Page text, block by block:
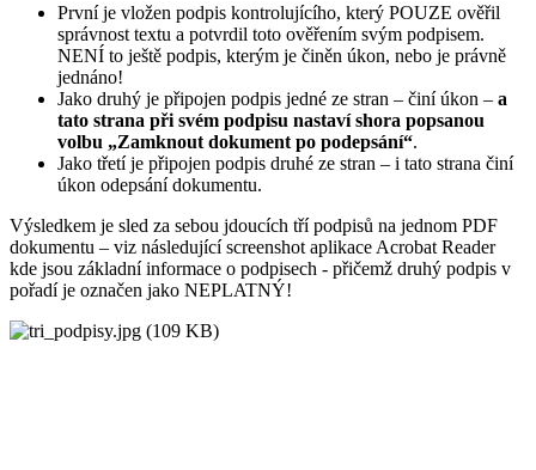
První je vložen podpis kontrolujícího, který POUZE ověřil
správnost textu a potvrdil toto ověřením svým podpisem.
NENÍ to ještě podpis, kterým je činěn úkon, nebo je právně
jednáno!
Jako druhý je připojen podpis jedné ze stran – činí úkon – a
tato strana při svém podpisu nastaví shora popsanou
volbu „Zamknout dokument po podepsání“.
Jako třetí je připojen podpis druhé ze stran – i tato strana činí
úkon odepsání dokumentu.
Výsledkem je sled za sebou jdoucích tří podpisů na jednom PDF
dokumentu – viz následující screenshot aplikace Acrobat Reader
kde jsou základní informace o podpisech - přičemž druhý podpis v
pořadí je označen jako NEPLATNÝ!